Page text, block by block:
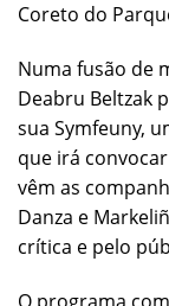
Coreto do
Numa fusão de
Deabru Beltzak
sua Symfeuny,
que irá
vêm as
Danza e
crítica e pelo